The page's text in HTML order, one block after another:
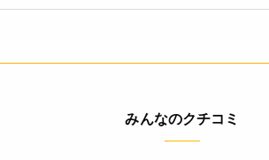
みんなのクチコミ